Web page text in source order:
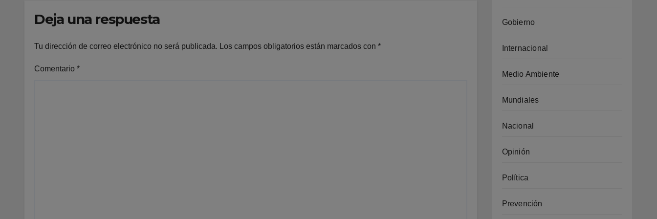
Deja una respuesta
Tu dirección de correo electrónico no será publicada. Los campos obligatorios están marcados con *
Comentario *
Gobierno
Internacional
Medio Ambiente
Mundiales
Nacional
Opinión
Política
Prevención